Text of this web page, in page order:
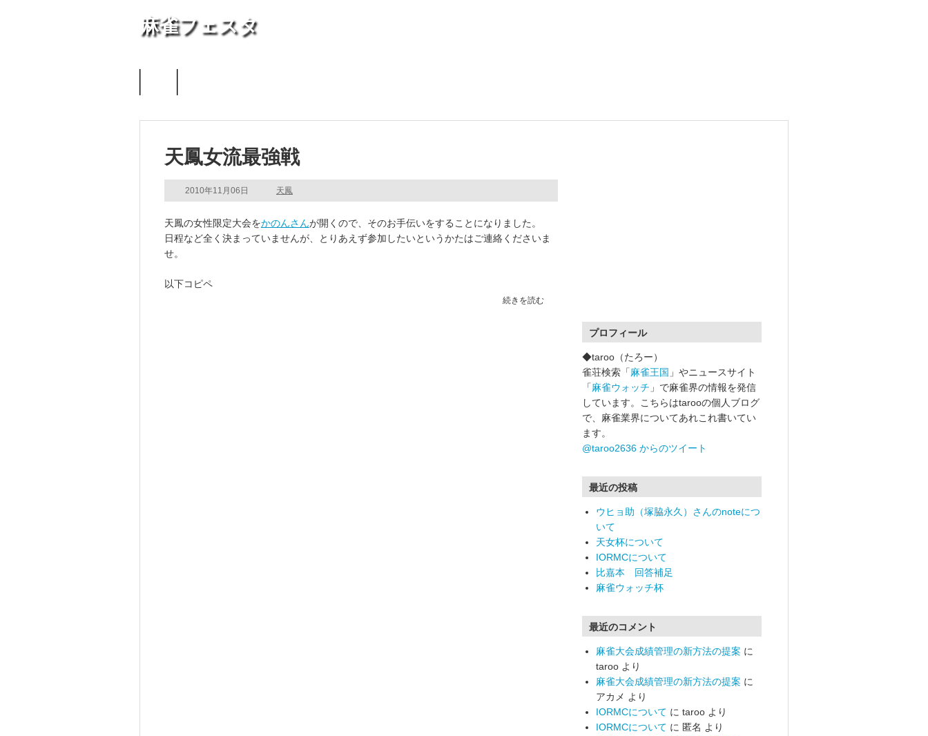
麻雀フェスタ
天鳳女流最強戦
2010年11月06日 天鳳
天鳳の女性限定大会をかのんさんが開くので、そのお手伝いをすることになりました。
日程など全く決まっていませんが、とりあえず参加したいというかたはご連絡くださいま
せ。
以下コピペ
続きを読む
プロフィール
◆taroo（たろー）
雀荘検索「麻雀王国 」やニュースサイト
「麻雀ウォッチ 」で麻雀界の情報を発信
しています。こちらはtarooの個人ブログ
で、麻雀業界についてあれこれ書いてい
ます。
@taroo2636 からのツイート
最近の投稿
ウヒョ助（塚脇永久）さんのnoteにつ
いて
天女杯について
IORMCについて
比嘉本 回答補足
麻雀ウォッチ杯
最近のコメント
麻雀大会成績管理の新方法の提案 に
taroo より
麻雀大会成績管理の新方法の提案 に
アカメ より
IORMCについて に taroo より
IORMCについて に 匿名 より